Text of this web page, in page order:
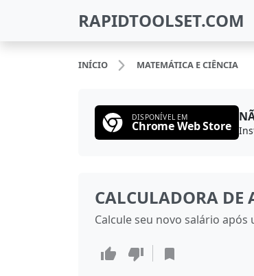
RAPIDTOOLSET.COM
INÍCIO MATEMÁTICA E CIÊNCIA
DISPONÍVEL EM
Chrome Web Store
CALCULADORA
Calcule seu novo salário